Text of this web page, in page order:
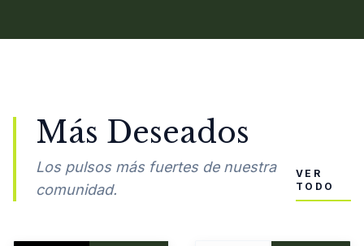
Más Deseados
Los pulsos más fuertes de nuestra
comunidad.
VER
TODO